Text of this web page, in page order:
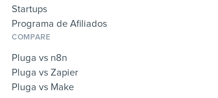
Startups
Programa de Afiliados
COMPARE
Pluga vs n8n
Pluga vs Zapier
Pluga vs Make